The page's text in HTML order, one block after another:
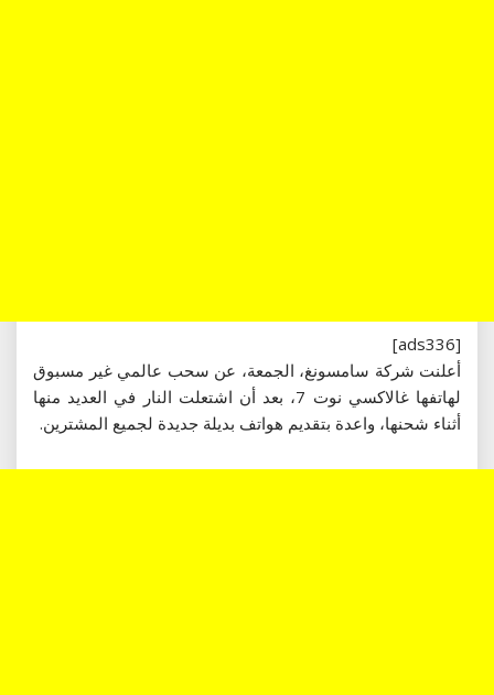
[ads336]
أعلنت شركة سامسونغ، الجمعة، عن سحب عالمي غير مسبوق
لهاتفها غالاكسي نوت 7، بعد أن اشتعلت النار في العديد منها
أثناء شحنها، واعدة بتقديم هواتف بديلة جديدة لجميع المشترين.